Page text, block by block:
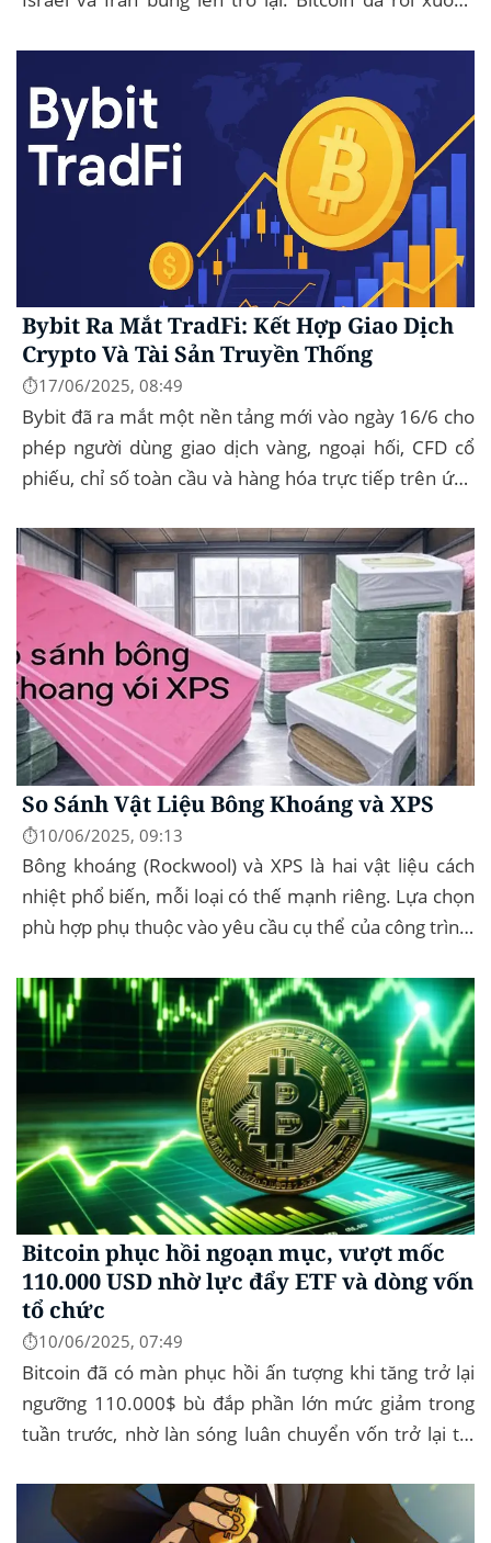
Bybit Ra Mắt TradFi: Kết Hợp Giao Dịch
Crypto Và Tài Sản Truyền Thống
⏱️17/06/2025, 08:49
Bybit đã ra mắt một nền tảng mới vào ngày 16/6 cho
phép người dùng giao dịch vàng, ngoại hối, CFD cổ
phiếu, chỉ số toàn cầu và hàng hóa trực tiếp trên ứng
So Sánh Vật Liệu Bông Khoáng và XPS
⏱️10/06/2025, 09:13
Bông khoáng (Rockwool) và XPS là hai vật liệu cách
nhiệt phổ biến, mỗi loại có thế mạnh riêng. Lựa chọn
phù hợp phụ thuộc vào yêu cầu cụ thể của công trình,
Bitcoin phục hồi ngoạn mục, vượt mốc
110.000 USD nhờ lực đẩy ETF và dòng vốn
tổ chức
⏱️10/06/2025, 07:49
Bitcoin đã có màn phục hồi ấn tượng khi tăng trở lại
ngưỡng 110.000$ bù đắp phần lớn mức giảm trong
tuần trước, nhờ làn sóng luân chuyển vốn trở lại thị